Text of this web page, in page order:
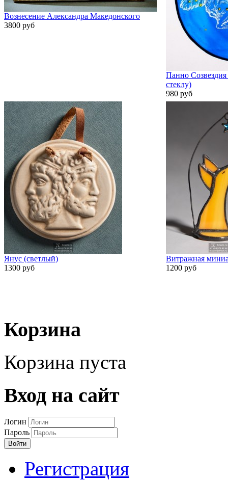
Вознесение Александра Македонского
3800 руб
Панно
стеклу)
980 руб
Янус (светлый)
1300 руб
Витражная
1200 руб
Корзина
Корзина пуста
Вход на сайт
Логин
Пароль
Войти
Регистрация